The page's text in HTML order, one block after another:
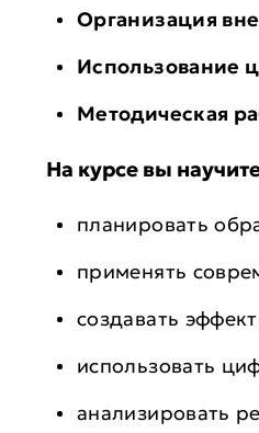
Организация
Использование
Методическая
На курсе вы
планировать
применять
создавать
использовать
анализировать